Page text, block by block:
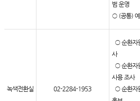
범 운영
○ (공통)
녹색전환실 02-2284-1953
○ 순환자
사
○ 순환자
사용 조사
○ 순환자